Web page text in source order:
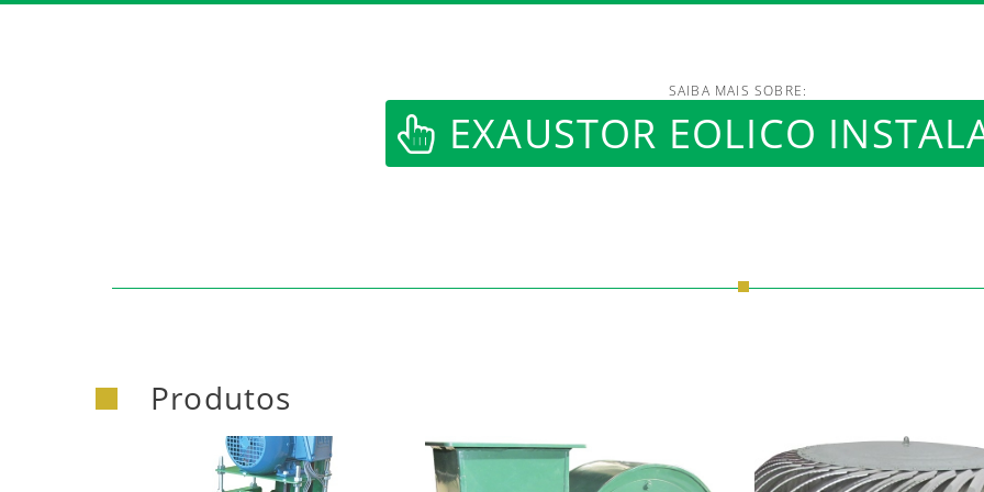
https://www.luftmaxi.com.br/
SAIBA MAIS SOBRE:
EXAUSTOR EOLICO
Produtos